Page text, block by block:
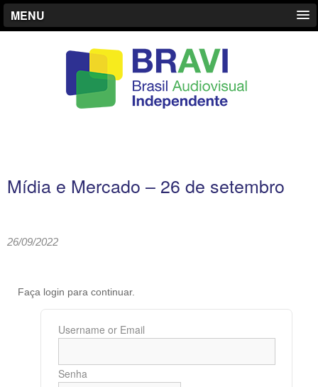
MENU
Mídia e Mercado – 26 de setembro
26/09/2022
Faça login para continuar.
Username or Email
Senha